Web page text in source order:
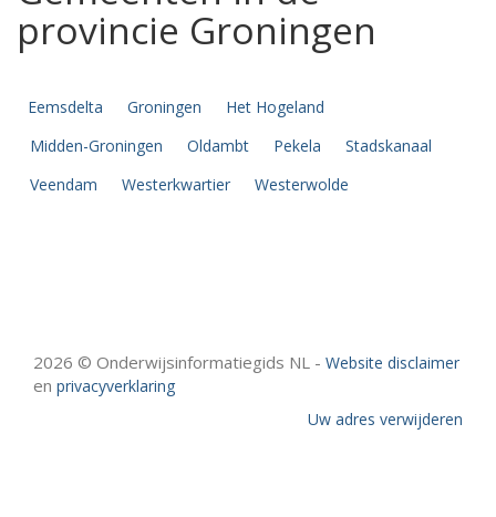
provincie Groningen
Eemsdelta Groningen
Het Hogeland
Midden-Groningen
Oldambt Pekela
Stadskanaal
Veendam
Westerkwartier Westerwolde
2026 © Onderwijsinformatiegids NL - Website disclaimer
en privacyverklaring
Uw adres verwijderen